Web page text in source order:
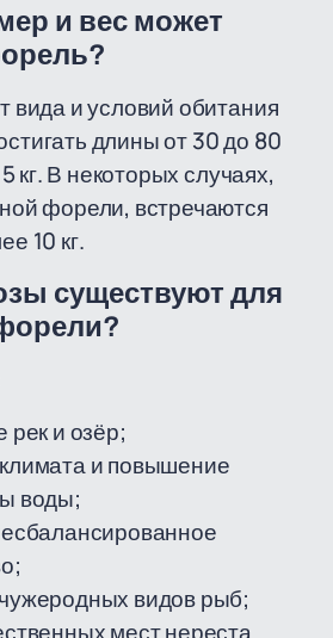
и вес может
вида и условий обитания
длины от 30 до 80
кг. В некоторых случаях,
форели, встречаются
10 кг.
существуют для
рек и озёр;
и повышение
воды;
видов рыб;